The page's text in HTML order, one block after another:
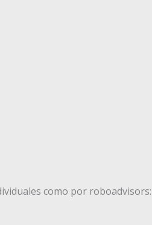
como por roboadvisors: